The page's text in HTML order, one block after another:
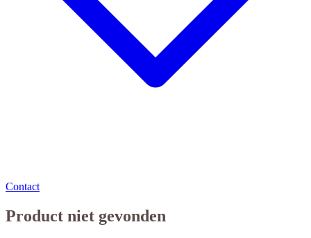
Contact
Product niet gevonden